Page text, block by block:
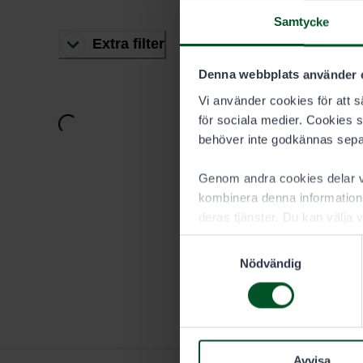
Samtycke
Denna webbplats använder
Vi använder cookies för att
för sociala medier. Cookies
behöver inte godkännas
Genom andra cookies delar
kombinera denna
deras tjänster. Du kan välja
Nödvändig
Avvisa
Extra filter
Laddar...